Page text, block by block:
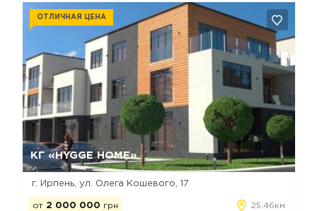
КГ «HYGGE HOME»
ОТЛИЧНАЯ ЦЕНА
г. Ирпень, ул. Олега Кошевого, 17
от 2 000 000 грн 25.46км
Да, удалить Отмена